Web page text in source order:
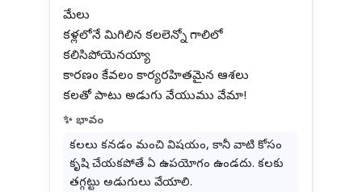
మేలు
కళ్లలోనే మిగిలిన కలలెన్నో గాలిలో
కలిసిపోయెనయ్యా
కారణం కేవలం కార్యరహితమైన ఆశలు
✨ భావం
కలలు కనడం మంచి విషయం, కానీ వాటి కోసం
కృషి చేయకపోతే ఏ ఉపయోగం ఉండదు. కలకు
తగ్గట్టు అడుగులు వేయాలి.